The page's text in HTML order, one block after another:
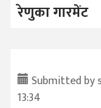
रेणुका गारमेंट
Submitted by
13:34